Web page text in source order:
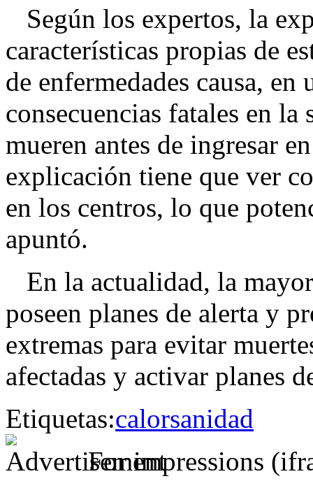
Según los expertos, la
características propias de
de enfermedades causa,
consecuencias fatales en
mueren antes de ingresar
explicación tiene que ver
en los centros, lo que
apuntó.
En la actualidad, la
poseen planes de alerta y
extremas para evitar
afectadas y activar planes
Etiquetas:calorsanidad
For impressions